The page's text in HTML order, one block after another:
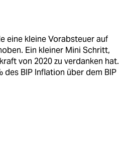
eine kleine Vorabsteuer auf
Ein kleiner Mini Schritt,
von 2020 zu verdanken hat.
des BIP Inflation über dem BIP